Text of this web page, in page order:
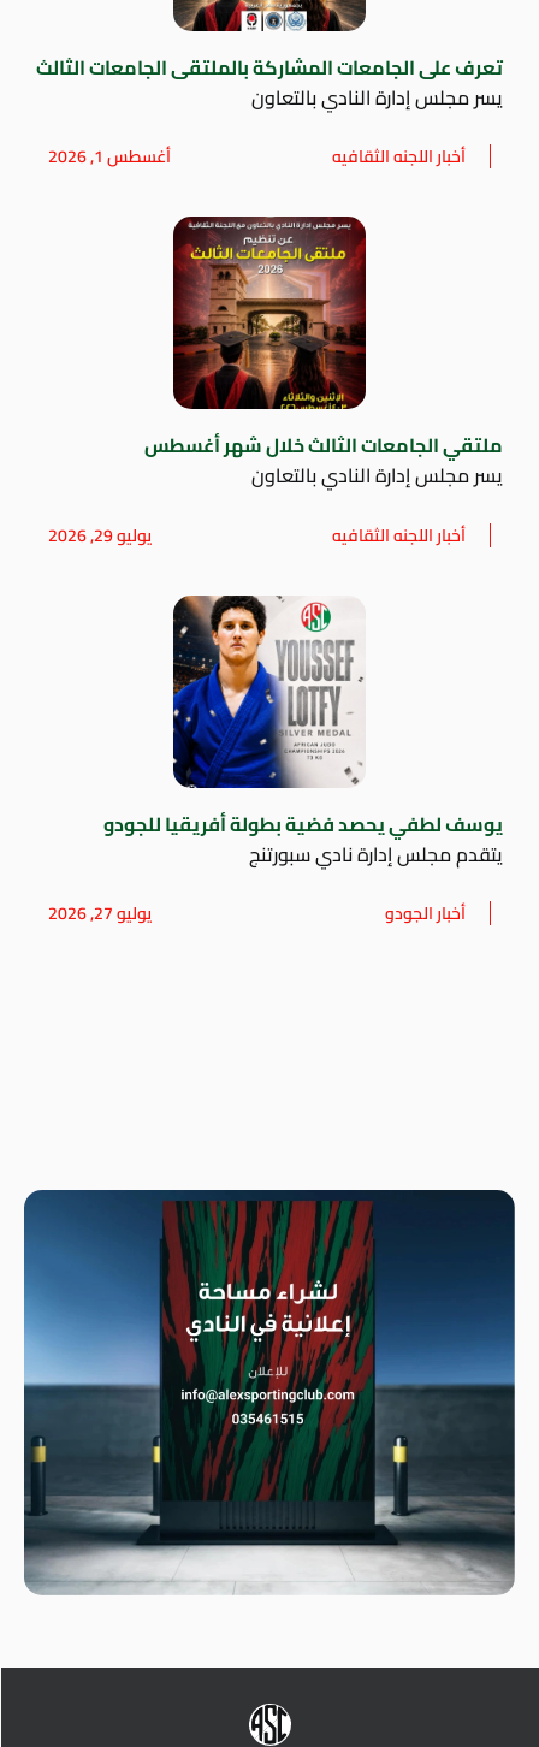
تعرف على الجامعات المشاركة بالملتقى الجامعات الثالث
يسر مجلس إدارة النادي بالتعاون
أخبار اللجنه الثقافيه أغسطس 1, 2026
ملتقي الجامعات الثالث خلال شهر أغسطس
يسر مجلس إدارة النادي بالتعاون
أخبار اللجنه الثقافيه يوليو 29, 2026
يوسف لطفي يحصد فضية بطولة أفريقيا للجودو
يتقدم مجلس إدارة نادي سبورتنج
أخبار الجودو يوليو 27, 2026